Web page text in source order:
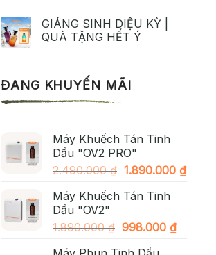
GIÁNG SINH DIỆU KỲ |
QUÀ TẶNG HẾT Ý
ĐANG KHUYẾN MÃI
Máy Khuếch Tán Tinh
Dầu "OV2 PRO"
2.490.000₫ Giá
là:
1.890.000 ₫Giá
Máy Khuếch Tán Tinh
Dầu "OV2"
1.890.000₫ Giá
998.000 ₫Giá